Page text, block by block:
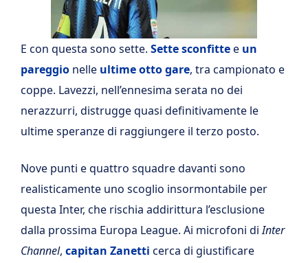
E con questa sono sette. Sette sconfittee un
pareggio nelle ultime otto gare, tra campionato e
coppe. Lavezzi, nell’ennesima serata no dei
nerazzurri, distrugge quasi definitivamente le
ultime speranze di raggiungere il terzo posto.
Nove punti e quattro squadre davanti sono
realisticamente uno scoglio insormontabile per
questa Inter, che rischia addirittura l’esclusione
dalla prossima Europa League. Ai microfoni diInter
Channel, capitan Zanetti cerca di giustificare